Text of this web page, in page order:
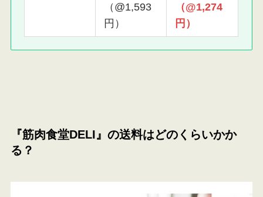
（@1,593
円）
（@1,274
円）
『筋肉食堂DELI』の送料はどのくらいかか
る？